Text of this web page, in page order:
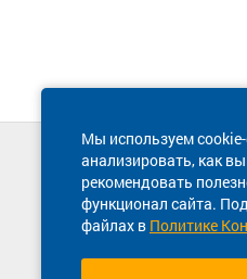
Мы используем
анализировать, как
рекомендовать
функционал сайта.
файлах в Политике
8 800